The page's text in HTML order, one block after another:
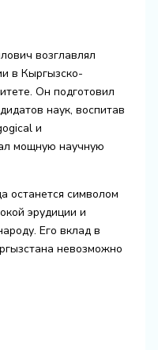
возглавлял
в Кыргызско-
Он подготовил
наук, воспитав
и
мощную научную
останется символом
эрудиции и
Его вклад в
невозможно